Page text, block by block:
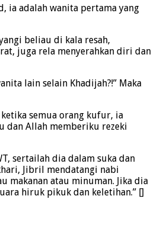
ia adalah wanita pertama yang
beliau di kala resah,
juga rela menyerahkan diri dan
lain selain Khadijah?!” Maka
semua orang kufur, ia
dan Allah memberiku rezeki
sertailah dia dalam suka dan
Jibril mendatangi nabi
makanan atau minuman. Jika dia
hiruk pikuk dan keletihan.” []